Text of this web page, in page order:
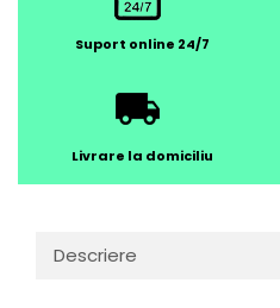
Suport online 24/7
Livrare la domiciliu
Descriere